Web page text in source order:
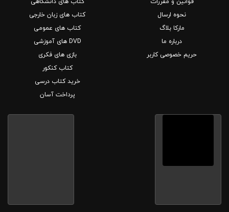
نحوه ارسال
مارکا بلاگ
درباره ما
حریم خصوصی کاربر
کتاب های زبان خارجی
کتاب های عمومی
DVD های آموزشی
بازی های فکری
کتاب کنکور
خرید کتاب درسی
پرداخت آسان